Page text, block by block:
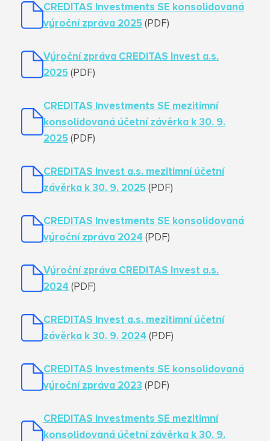
CREDITAS Investments SE konsolidovaná
výroční zpráva 2025 (PDF)
Výroční zpráva CREDITAS Invest a.s.
2025 (PDF)
CREDITAS Investments SE mezitimní
konsolidovaná účetní závěrka k 30. 9.
2025 (PDF)
CREDITAS Invest a.s. mezitimní účetní
závěrka k 30. 9. 2025 (PDF)
CREDITAS Investments SE konsolidovaná
výroční zpráva 2024 (PDF)
Výroční zpráva CREDITAS Invest a.s.
2024 (PDF)
CREDITAS Invest a.s. mezitimní účetní
závěrka k 30. 9. 2024 (PDF)
CREDITAS Investments SE konsolidovaná
výroční zpráva 2023 (PDF)
CREDITAS Investments SE mezitimní
konsolidovaná účetní závěrka k 30. 9.